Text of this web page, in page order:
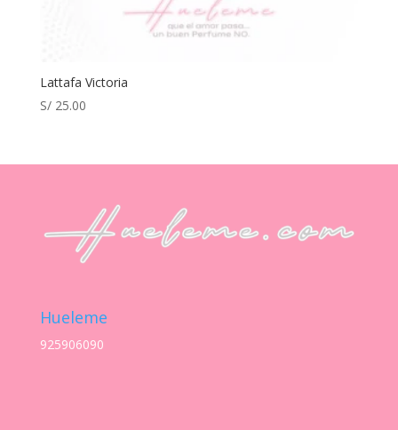
Lattafa Victoria
S/25.00
Hueleme
925906090